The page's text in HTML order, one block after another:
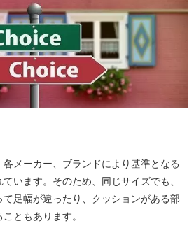
各メーカー、ブランドにより基準となる
います。そのため、同じサイズでも、
て足幅が違ったり、クッションがある部
ともあります。